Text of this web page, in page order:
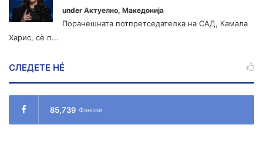
under Актуелно, Македонија
Поранешната потпретседателка на САД, Камала
Харис, сè п...
СЛЕДЕТЕ НÉ
85,739 Фанови